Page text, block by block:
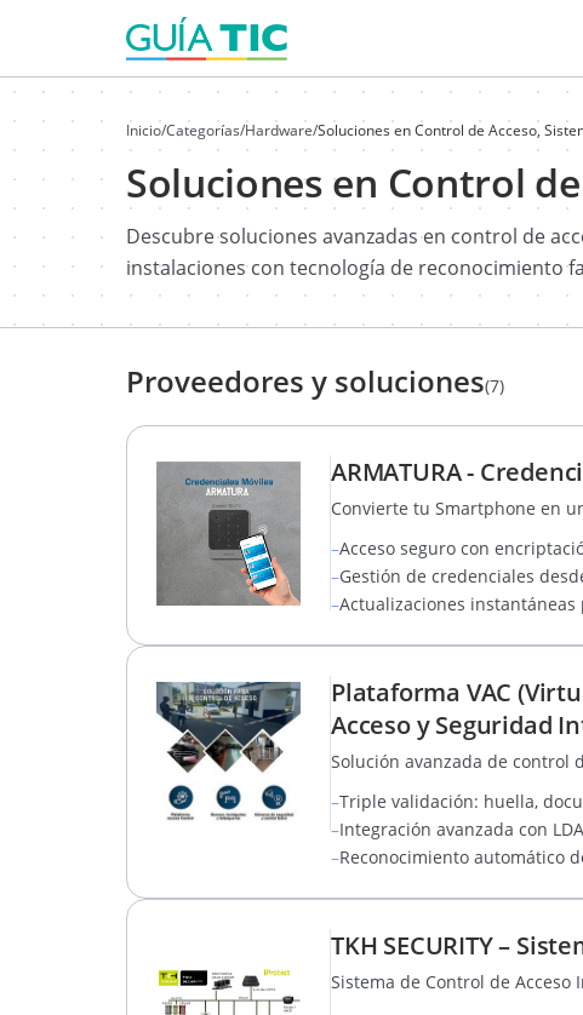
Inicio/Categorías/Hardware/Soluciones en Control de Acceso,
Soluciones en Control
Descubre soluciones avanzadas en control de
instalaciones con tecnología de reconocimiento
Proveedores y soluciones(7)
ARMATURA -
Convierte tu Smartphone en
–Acceso seguro con
–Gestión de credenciales
–Actualizaciones
Plataforma VAC
Acceso y Seguridad
Solución avanzada de control
–Triple validación: huella,
–Integración avanzada con
–Reconocimiento automático
TKH SECURITY –
Sistema de Control de Acceso